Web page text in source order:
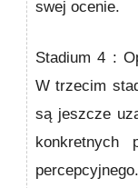
swej ocenie.
Stadium 4 :
W trzecim
są jeszcze
konkretnych